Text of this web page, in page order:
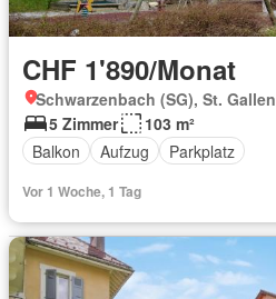
CHF 1'890/Monat
Schwarzenbach (SG), St. Gallen
5 Zimmer
103 m²
Balkon
Aufzug Parkplatz
Vor 1 Woche, 1 Tag